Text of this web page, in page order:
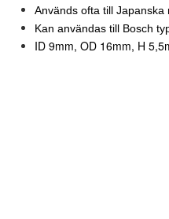
Används ofta till Japanska
Kan användas till Bosch
ID 9mm, OD 16mm, H